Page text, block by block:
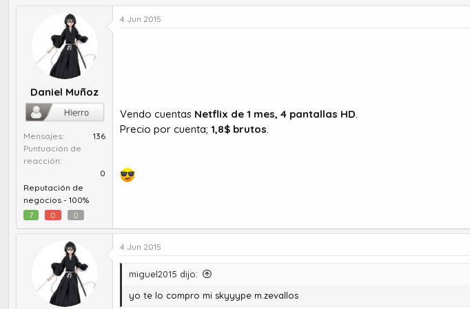
m
a
c
i
Daniel Muñoz
Mensajes
136
Puntuación de
reacción
0
Reputación de
negocios - 100%
7
0 0
4 Jun 2015
Vendo cuentas Netflix de 1 mes, 4 pantallas HD.
Precio por cuenta; 1,8$ brutos.
4 Jun 2015
miguel2015 dijo:
yo te lo compro mi skyyype m.zevallos